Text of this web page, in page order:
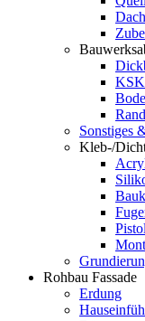
Sonstiges
Kleb-/
Rohbau Fassade
Erdung